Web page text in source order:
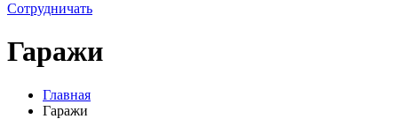
Сотрудничать
Гаражи
Главная
Гаражи